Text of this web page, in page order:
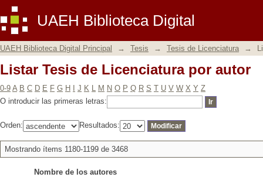
UAEH Biblioteca Digital
Listar Tesis de Licenciatura por autor
UAEH Biblioteca Digital Principal → Tesis → Tesis de Licenciatura →
Listar Tesis de Licenciatura por autor
0-9 A B C D E F G H J K L M N O P Q R S T U V W X Y Z
O introducir las primeras letras:
Orden: Resultados:
Mostrando ítems 1180-1199 de 3468
Nombre de los autores